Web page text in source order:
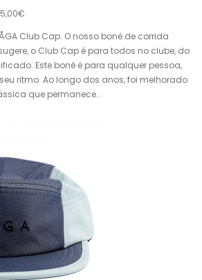
Club Cap. O nosso boné de corrida
o Club Cap é para todos no clube, do
Este boné é para qualquer pessoa,
ritmo. Ao longo dos anos, foi melhorado
que permanece..